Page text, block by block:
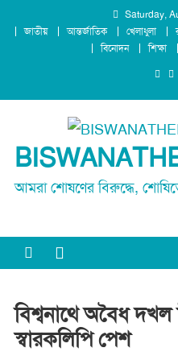
Saturday,
জাতীয়
আন্তর্জাতিক খেলাধুলা
বিনোদন
শিক্ষা
আমরা শোষণের বিরুদ্ধে,
বিশ্বনাথে অবৈধ দখল
স্বারকলিপি পেশ